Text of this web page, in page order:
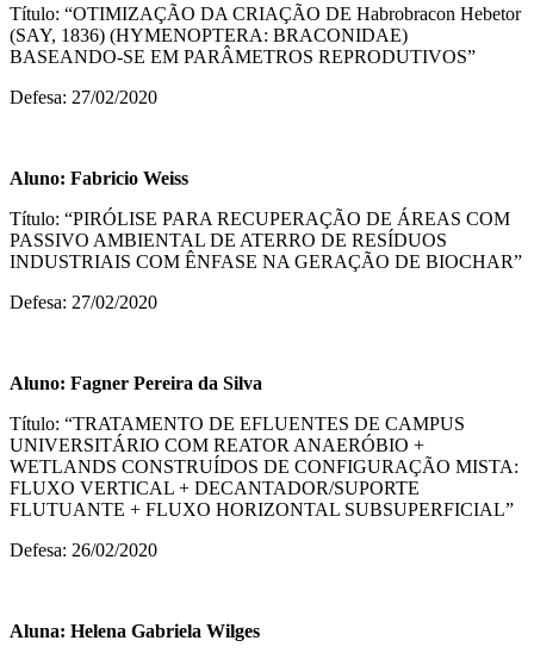
Título: “OTIMIZAÇÃO DA CRIAÇÃO DE Habrobracon Hebetor
(SAY, 1836) (HYMENOPTERA: BRACONIDAE)
BASEANDO-SE EM PARÂMETROS REPRODUTIVOS”
Defesa: 27/02/2020
Aluno: Fabricio Weiss
Título: “PIRÓLISE PARA RECUPERAÇÃO DE ÁREAS COM
PASSIVO AMBIENTAL DE ATERRO DE RESÍDUOS
INDUSTRIAIS COM ÊNFASE NA GERAÇÃO DE BIOCHAR”
Defesa: 27/02/2020
Aluno: Fagner Pereira da Silva
Título: “TRATAMENTO DE EFLUENTES DE CAMPUS
UNIVERSITÁRIO COM REATOR ANAERÓBIO +
WETLANDS CONSTRUÍDOS DE CONFIGURAÇÃO MISTA:
FLUXO VERTICAL + DECANTADOR/SUPORTE
FLUTUANTE + FLUXO HORIZONTAL SUBSUPERFICIAL”
Defesa: 26/02/2020
Aluna: Helena Gabriela Wilges